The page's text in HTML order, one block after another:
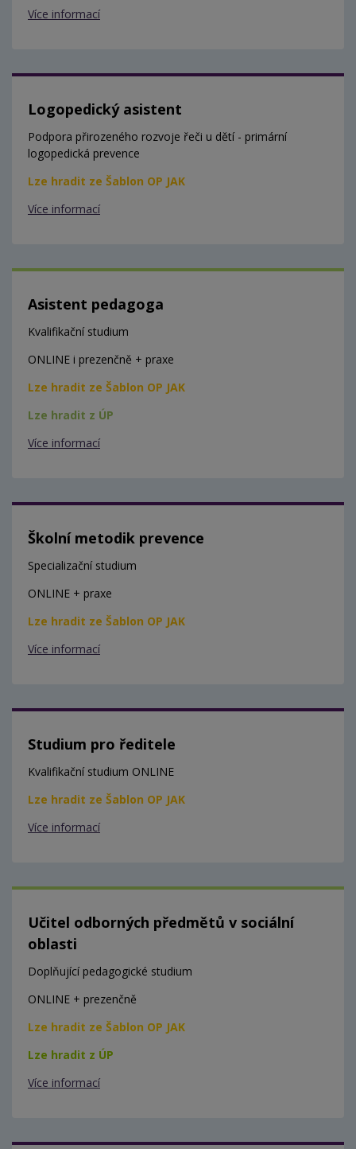
Více informací
Logopedický asistent
Podpora přirozeného rozvoje řeči u dětí - primární
logopedická prevence
Lze hradit ze Šablon OP JAK
Více informací
Asistent pedagoga
Kvalifikační studium
ONLINE i prezenčně + praxe
Lze hradit ze Šablon OP JAK
Lze hradit z ÚP
Více informací
Školní metodik prevence
Specializační studium
ONLINE + praxe
Lze hradit ze Šablon OP JAK
Více informací
Studium pro ředitele
Kvalifikační studium ONLINE
Lze hradit ze Šablon OP JAK
Více informací
Učitel odborných předmětů v sociální
oblasti
Doplňující pedagogické studium
ONLINE + prezenčně
Lze hradit ze Šablon OP JAK
Lze hradit z ÚP
Více informací